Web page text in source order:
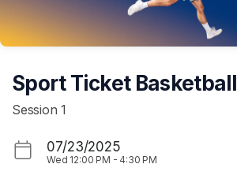
Sport Ticket Basketball
Session 1
07/23/2025
Wed 12:00 PM - 4:30 PM